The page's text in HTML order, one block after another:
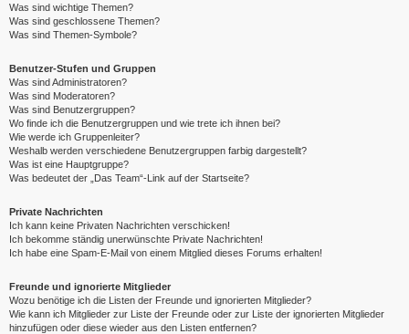
Was sind wichtige Themen?
Was sind geschlossene Themen?
Was sind Themen-Symbole?
Benutzer-Stufen und Gruppen
Was sind Administratoren?
Was sind Moderatoren?
Was sind Benutzergruppen?
Wo finde ich die Benutzergruppen und wie trete ich ihnen bei?
Wie werde ich Gruppenleiter?
Weshalb werden verschiedene Benutzergruppen farbig dargestellt?
Was ist eine Hauptgruppe?
Was bedeutet der „Das Team“-Link auf der Startseite?
Private Nachrichten
Ich kann keine Privaten Nachrichten verschicken!
Ich bekomme ständig unerwünschte Private Nachrichten!
Ich habe eine Spam-E-Mail von einem Mitglied dieses Forums erhalten!
Freunde und ignorierte Mitglieder
Wozu benötige ich die Listen der Freunde und ignorierten Mitglieder?
Wie kann ich Mitglieder zur Liste der Freunde oder zur Liste der ignorierten Mitglieder
hinzufügen oder diese wieder aus den Listen entfernen?